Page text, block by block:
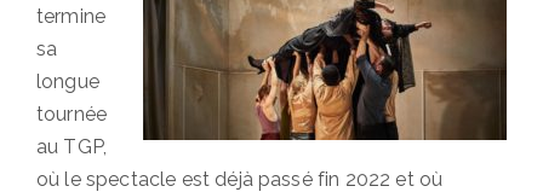
termine
sa
longue
tournée
au TGP,
où le spectacle est déjà passé fin 2022 et où